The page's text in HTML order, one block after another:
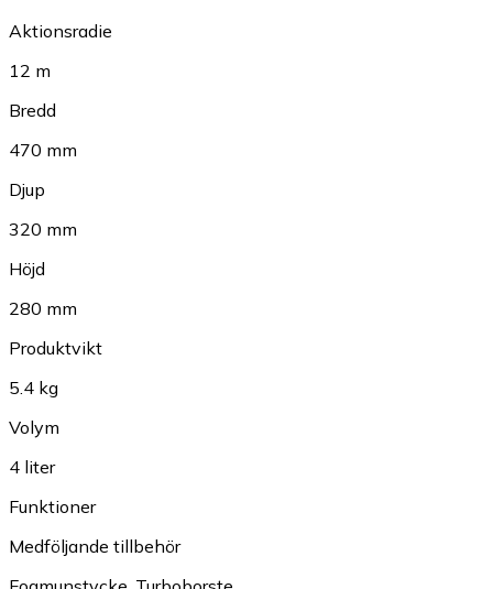
Aktionsradie
12 m
Bredd
470 mm
Djup
320 mm
Höjd
280 mm
Produktvikt
5.4 kg
Volym
4 liter
Funktioner
Medföljande tillbehör